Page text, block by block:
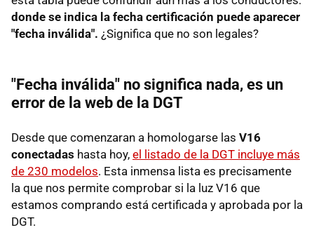
donde se indica la fecha certificación puede aparecer
"fecha inválida". ¿Significa que no son legales?
"Fecha inválida" no significa nada, es un
error de la web de la DGT
Desde que comenzaran a homologarse las V16
conectadas hasta hoy, el listado de la DGT incluye más
de 230 modelos. Esta inmensa lista es precisamente
la que nos permite comprobar si la luz V16 que
estamos comprando está certificada y aprobada por la
DGT.